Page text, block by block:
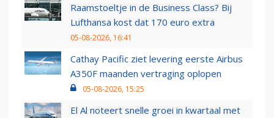
Raamstoeltje in de Business Class? Bij
Lufthansa kost dat 170 euro extra
05-08-2026, 16:41
Cathay Pacific ziet levering eerste Airbus
A350F maanden vertraging oplopen
05-08-2026, 15:25
El Al noteert snelle groei in kwartaal met